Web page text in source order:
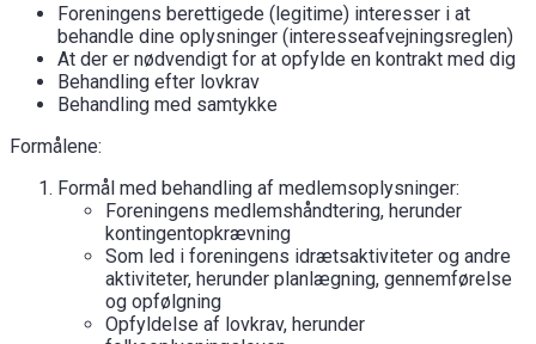
Foreningens berettigede (legitime) interesser i at
behandle dine oplysninger (interesseafvejningsreglen)
At der er nødvendigt for at opfylde en kontrakt med dig
Behandling efter lovkrav
Behandling med samtykke
Formålene:
Formål med behandling af medlemsoplysninger:
Foreningens medlemshåndtering, herunder
kontingentopkrævning
Som led i foreningens idrætsaktiviteter og andre
aktiviteter, herunder planlægning, gennemførelse
og opfølgning
Opfyldelse af lovkrav, herunder